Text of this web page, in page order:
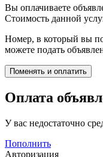
Вы оплачиваете
Стоимость данной
Номер, в который вы
можете подать
Оплата
У вас недостаточно
Пополнить
Авторизация